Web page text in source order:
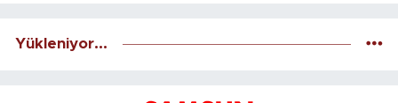
Yükleniyor...